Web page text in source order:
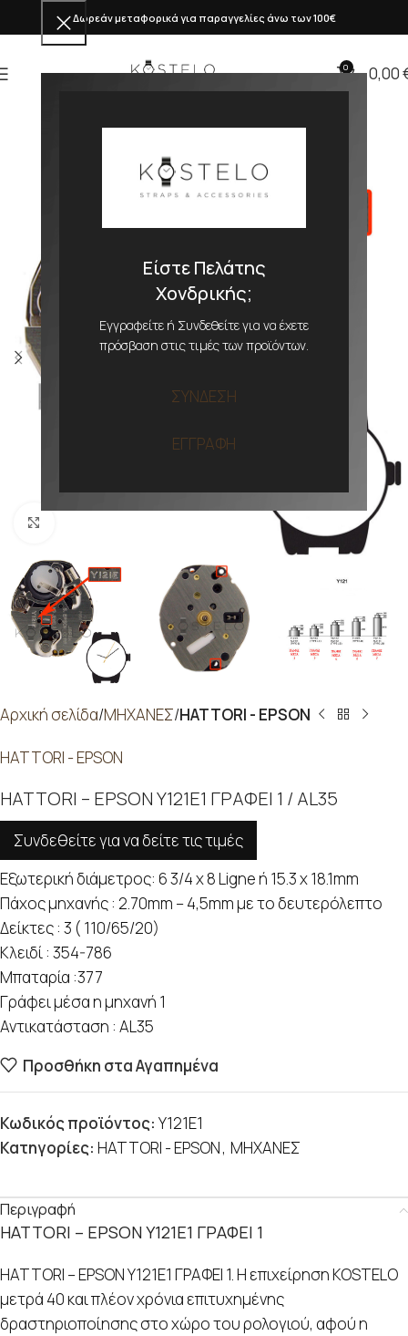
Είστε Πελάτης
Χονδρικής;
Εγγραφείτε ή Συνδεθείτε για να έχετε
πρόσβαση στις τιμές των προϊόντων.
ΣΥΝΔΕΣΗ
ΕΓΓΡΑΦΗ
Δωρεάν μεταφορικά για παραγγελίες άνω των 100€
0 0,00
Αρχική σελίδα ΜΗΧΑΝΕΣ HATTORI - EPSON
HATTORI - EPSON
HATTORI – EPSON Y121E1 ΓΡΑΦΕΙ 1 / AL35
Συνδεθείτε για να δείτε τις τιμές
Εξωτερική διάμετρος: 6 3/4 x 8 Ligne ή 15.3 x 18.1mm
Πάχος μηχανής : 2.70mm – 4,5mm με το δευτερόλεπτο
Δείκτες : 3 ( 110/65/20)
Κλειδί : 354-786
Μπαταρία :377
Γράφει μέσα η μηχανή 1
Αντικατάσταση : AL35
Προσθήκη στα Αγαπημένα
Κωδικός προϊόντος: Y121E1
Κατηγορίες: HATTORI - EPSON, ΜΗΧΑΝΕΣ
Περιγραφή
HATTORI – EPSON Y121E1 ΓΡΑΦΕΙ 1
HATTORI – EPSON Y121E1 ΓΡΑΦΕΙ 1. Η επιχείρηση KOSTELO
μετρά 40 και πλέον χρόνια επιτυχημένης
δραστηριοποίησης στο χώρο του ρολογιού, αφού η